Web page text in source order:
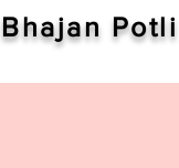
Bhajan Potli